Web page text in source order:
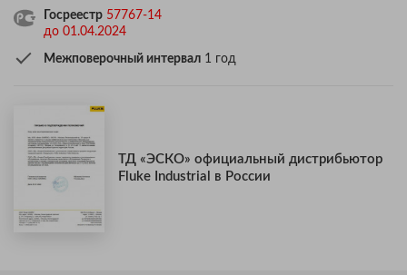
Госреестр 57767-14
до 01.04.2024
Межповерочный интервал 1 год
ТД «ЭСКО» официальный дистрибьютор
Fluke Industrial в России